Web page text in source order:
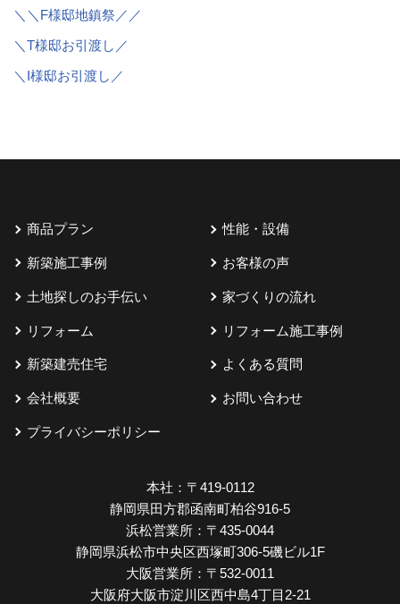
＼＼F様邸地鎮祭／／
＼T様邸お引渡し／
＼I様邸お引渡し／
商品プラン 性能・設備
新築施工事例 お客様の声
土地探しのお手伝い 家づくりの流れ
リフォーム リフォーム施工事例
新築建売住宅 よくある質問
会社概要 お問い合わせ
プライバシーポリシー
本社： 〒419-0112
静岡県田方郡函南町柏谷916-5
浜松営業所： 〒435-0044
静岡県浜松市中央区西塚町306-5磯ビル1F
大阪営業所： 〒532-0011
大阪府大阪市淀川区西中島4丁目2-21